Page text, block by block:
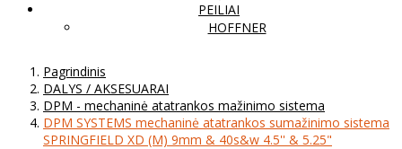
PEILIAI
HOFFNER
Pagrindinis
DALYS / AKSESUARAI
DPM - mechaninė atatrankos mažinimo sistema
DPM SYSTEMS mechaninė atatrankos sumažinimo sistema
SPRINGFIELD XD (M) 9mm & 40s&w 4.5'' & 5.25"